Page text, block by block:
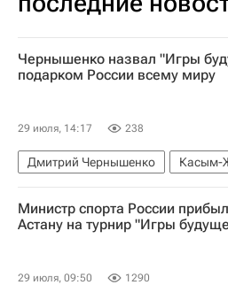
Чернышенко назвал "Игры
подарком России всему миру
29 июля, 14:17 238
Дмитрий Чернышенко
Касым-
Садыр Жапаров
Спорт
Министр спорта России
Астану на турнир "Игры
29 июля, 09:50 1290